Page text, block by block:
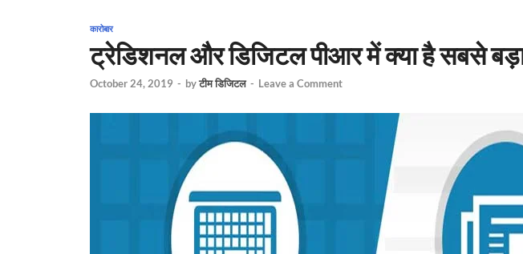
कारोबार
ट्रेडिशनल और डिजिटल पीआर में क्या है सबसे
October 24, 2019 - byटीम डिजिटल - Leave a Comment